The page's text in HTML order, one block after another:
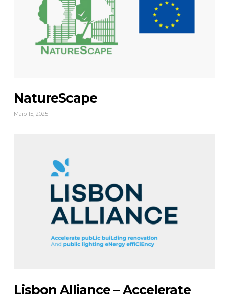
NatureScape
Maio 15, 2025
Lisbon Alliance – Accelerate